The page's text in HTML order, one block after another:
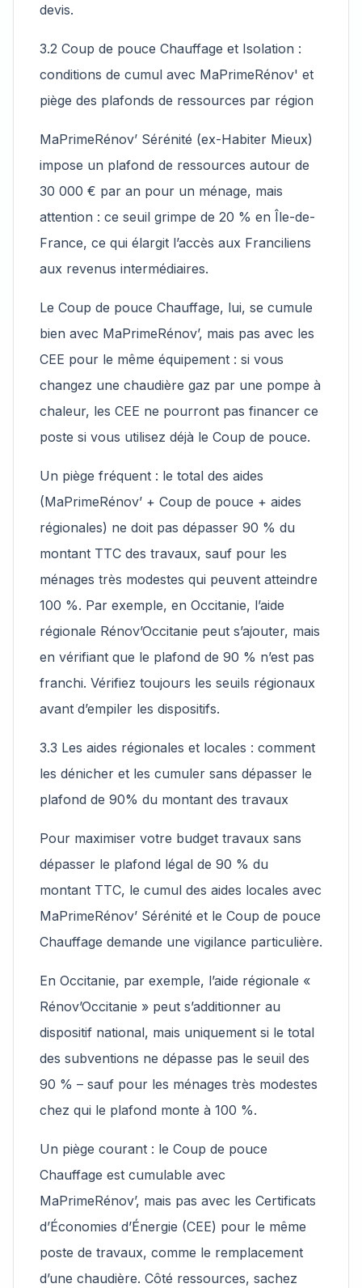
devis.
3.2 Coup de pouce Chauffage et Isolation :
conditions de cumul avec MaPrimeRénov' et
piège des plafonds de ressources par région
MaPrimeRénov’ Sérénité (ex-Habiter Mieux)
impose un plafond de ressources autour de
30 000 € par an pour un ménage, mais
attention : ce seuil grimpe de 20 % en Île-de-
France, ce qui élargit l’accès aux Franciliens
aux revenus intermédiaires.
Le Coup de pouce Chauffage, lui, se cumule
bien avec MaPrimeRénov’, mais pas avec les
CEE pour le même équipement : si vous
changez une chaudière gaz par une pompe à
chaleur, les CEE ne pourront pas financer ce
poste si vous utilisez déjà le Coup de pouce.
Un piège fréquent : le total des aides
(MaPrimeRénov’ + Coup de pouce + aides
régionales) ne doit pas dépasser 90 % du
montant TTC des travaux, sauf pour les
ménages très modestes qui peuvent atteindre
100 %. Par exemple, en Occitanie, l’aide
régionale Rénov’Occitanie peut s’ajouter, mais
en vérifiant que le plafond de 90 % n’est pas
franchi. Vérifiez toujours les seuils régionaux
avant d’empiler les dispositifs.
3.3 Les aides régionales et locales : comment
les dénicher et les cumuler sans dépasser le
plafond de 90% du montant des travaux
Pour maximiser votre budget travaux sans
dépasser le plafond légal de 90 % du
montant TTC, le cumul des aides locales avec
MaPrimeRénov’ Sérénité et le Coup de pouce
Chauffage demande une vigilance particulière.
En Occitanie, par exemple, l’aide régionale «
Rénov’Occitanie » peut s’additionner au
dispositif national, mais uniquement si le total
des subventions ne dépasse pas le seuil des
90 % – sauf pour les ménages très modestes
chez qui le plafond monte à 100 %.
Un piège courant : le Coup de pouce
Chauffage est cumulable avec
MaPrimeRénov’, mais pas avec les Certificats
d’Économies d’Énergie (CEE) pour le même
poste de travaux, comme le remplacement
d’une chaudière. Côté ressources, sachez